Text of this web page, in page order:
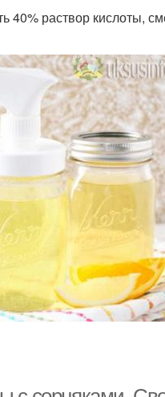
раствор кислоты,